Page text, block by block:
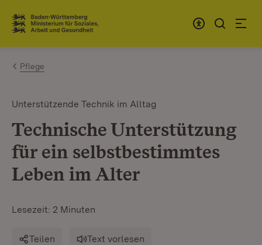
Zum Inhalt springen
Link zur Startseite
Pflege
Unterstützende Technik im Alltag
Technische Unterstützung
für ein selbstbestimmtes
Leben im Alter
Lesezeit: 2 Minuten
Teilen Text vorlesen